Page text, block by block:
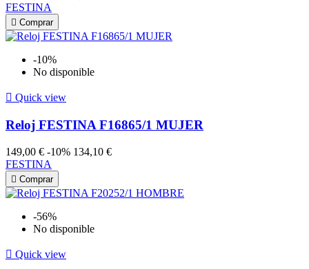
FESTINA
 Comprar
-10%
No disponible
 Quick view
Reloj FESTINA F16865/1 MUJER
149,00 € -10% 134,10 €
FESTINA
 Comprar
-56%
No disponible
 Quick view